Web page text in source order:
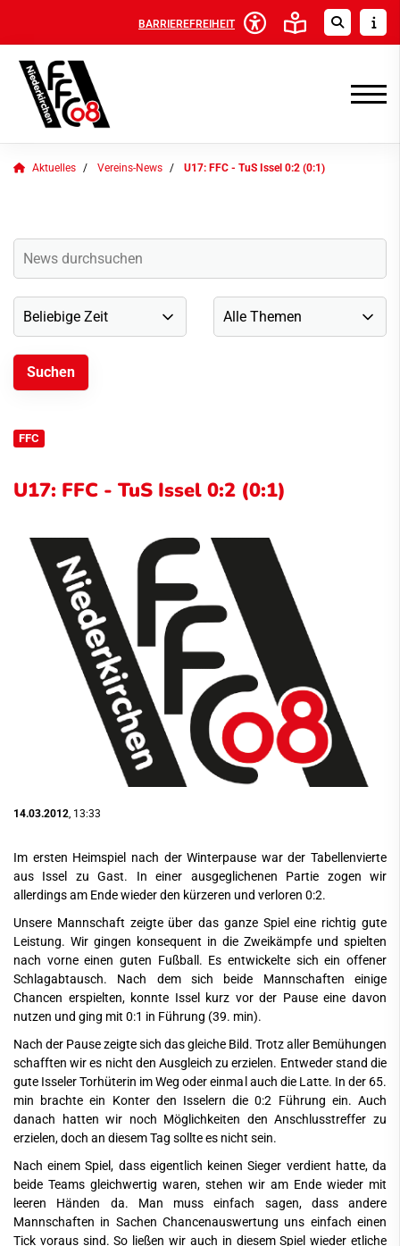
BARRIEREFREIHEIT
Aktuelles Vereins-News U17: FFC - TuS Issel 0:2 (0:1)
FFC
U17: FFC - TuS Issel 0:2 (0:1)
14.03.2012 , 13:33
Im ersten Heimspiel nach der Winterpause war der Tabellenvierte
aus Issel zu Gast. In einer ausgeglichenen Partie zogen wir
allerdings am Ende wieder den kürzeren und verloren 0:2.
Unsere Mannschaft zeigte über das ganze Spiel eine richtig gute
Leistung. Wir gingen konsequent in die Zweikämpfe und spielten
nach vorne einen guten Fußball. Es entwickelte sich ein offener
Schlagabtausch. Nach dem sich beide Mannschaften einige
Chancen erspielten, konnte Issel kurz vor der Pause eine davon
nutzen und ging mit 0:1 in Führung (39. min).
Nach der Pause zeigte sich das gleiche Bild. Trotz aller Bemühungen
schafften wir es nicht den Ausgleich zu erzielen. Entweder stand die
gute Isseler Torhüterin im Weg oder einmal auch die Latte. In der 65.
min brachte ein Konter den Isselern die 0:2 Führung ein. Auch
danach hatten wir noch Möglichkeiten den Anschlusstreffer zu
erzielen, doch an diesem Tag sollte es nicht sein.
Nach einem Spiel, dass eigentlich keinen Sieger verdient hatte, da
beide Teams gleichwertig waren, stehen wir am Ende wieder mit
leeren Händen da. Man muss einfach sagen, dass andere
Mannschaften in Sachen Chancenauswertung uns einfach einen
Tick voraus sind. So ließen wir auch in diesem Spiel wieder etliche